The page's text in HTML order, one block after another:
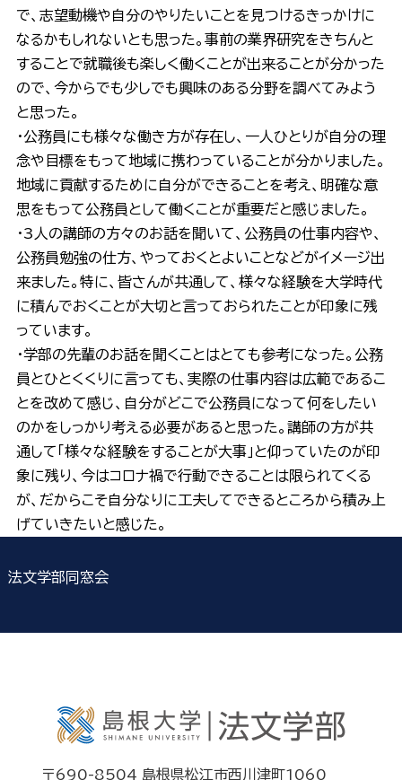
で、志望動機や自分のやりたいことを見つけるきっかけに
なるかもしれないとも思った。事前の業界研究をきちんと
することで就職後も楽しく働くことが出来ることが分かった
ので、今からでも少しでも興味のある分野を調べてみよう
と思った。
・公務員にも様々な働き方が存在し、一人ひとりが自分の理
念や目標をもって地域に携わっていることが分かりました。
地域に貢献するために自分ができることを考え、明確な意
思をもって公務員として働くことが重要だと感じました。
・3人の講師の方々のお話を聞いて、公務員の仕事内容や、
公務員勉強の仕方、やっておくとよいことなどがイメージ出
来ました。特に、皆さんが共通して、様々な経験を大学時代
に積んでおくことが大切と言っておられたことが印象に残
っています。
・学部の先輩のお話を聞くことはとても参考になった。公務
員とひとくくりに言っても、実際の仕事内容は広範であるこ
とを改めて感じ、自分がどこで公務員になって何をしたい
のかをしっかり考える必要があると思った。講師の方が共
通して「様々な経験をすることが大事」と仰っていたのが印
象に残り、今はコロナ禍で行動できることは限られてくる
が、だからこそ自分なりに工夫してできるところから積み上
げていきたいと感じた。
法文学部同窓会
〒690-8504 島根県松江市西川津町1060